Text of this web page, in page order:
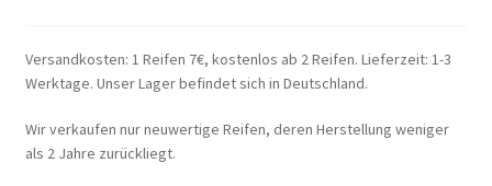
Versandkosten: 1 Reifen 7€, kostenlos ab 2 Reifen. Lieferzeit: 1-3
Werktage. Unser Lager befindet sich in Deutschland.
Wir verkaufen nur neuwertige Reifen, deren Herstellung weniger
als 2 Jahre zurückliegt.